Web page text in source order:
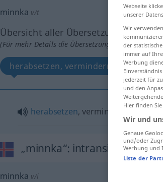
minnka v/t
Übersicht aller Übersetzungen
(Für mehr Details die Übersetzung anklicken/
herabsetzen, vermindern,
herabsetzen, vermindern,
„minnka“: intransitives Verb
minnka v/i
Webseite
unserer
Wir
der
immer auf
Werbung
jederzeit für
und den
Hier finden
Wir und
Genaue
und/oder
Werbung und
Liste der